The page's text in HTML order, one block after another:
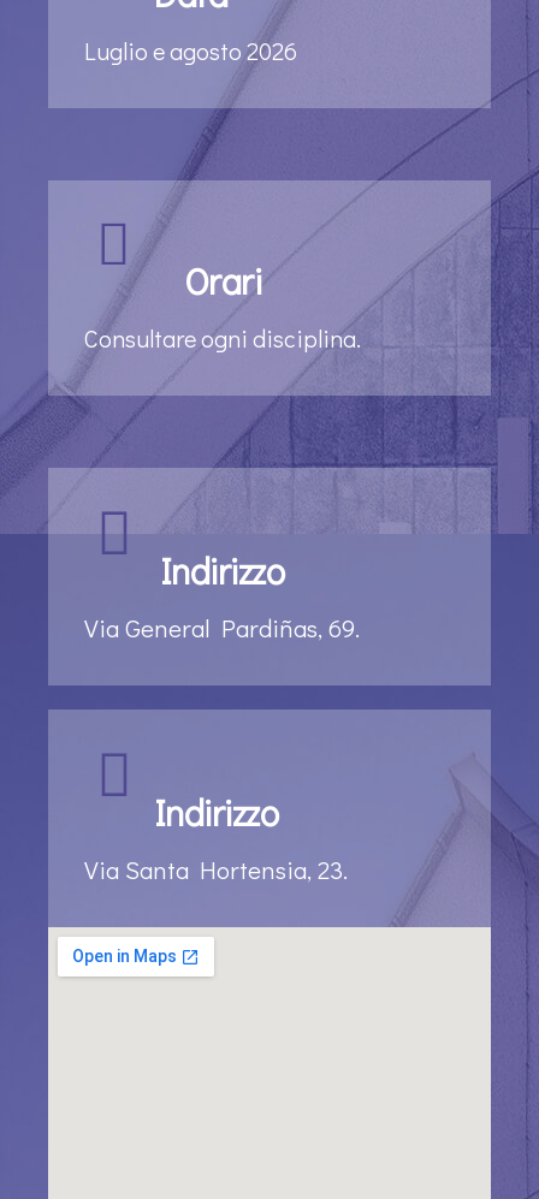
Luglio e agosto 2026
Orari
Consultare ogni disciplina.
Indirizzo
Via General Pardiñas, 69.
Indirizzo
Via Santa Hortensia, 23.